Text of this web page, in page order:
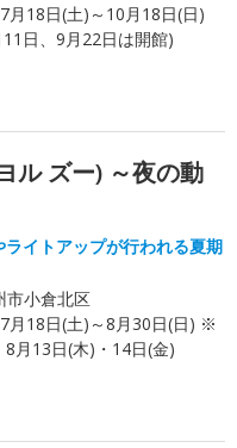
月18日(土)～10月18日(日)
日、9月22日は開館)
ル ズー) ～夜の動
イトアップが行われる夏期
市小倉北区
月18日(土)～8月30日(日) ※
月13日(木)・14日(金)